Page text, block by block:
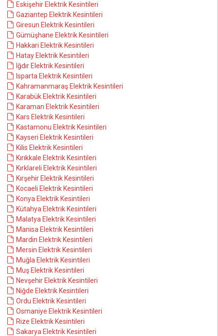
Eskişehir Elektrik Kesintileri
Gaziantep Elektrik Kesintileri
Giresun Elektrik Kesintileri
Gümüşhane Elektrik Kesintileri
Hakkari Elektrik Kesintileri
Hatay Elektrik Kesintileri
Iğdır Elektrik Kesintileri
Isparta Elektrik Kesintileri
Kahramanmaraş Elektrik Kesintileri
Karabük Elektrik Kesintileri
Karaman Elektrik Kesintileri
Kars Elektrik Kesintileri
Kastamonu Elektrik Kesintileri
Kayseri Elektrik Kesintileri
Kilis Elektrik Kesintileri
Kırıkkale Elektrik Kesintileri
Kırklareli Elektrik Kesintileri
Kırşehir Elektrik Kesintileri
Kocaeli Elektrik Kesintileri
Konya Elektrik Kesintileri
Kütahya Elektrik Kesintileri
Malatya Elektrik Kesintileri
Manisa Elektrik Kesintileri
Mardin Elektrik Kesintileri
Mersin Elektrik Kesintileri
Muğla Elektrik Kesintileri
Muş Elektrik Kesintileri
Nevşehir Elektrik Kesintileri
Niğde Elektrik Kesintileri
Ordu Elektrik Kesintileri
Osmaniye Elektrik Kesintileri
Rize Elektrik Kesintileri
Sakarya Elektrik Kesintileri